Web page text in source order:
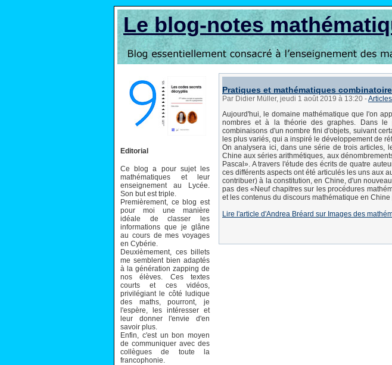
Le blog-notes
Editorial
Ce blog a pour sujet les
mathématiques et leur
enseignement au Lycée.
Son but est triple.
Premièrement, ce blog est
pour moi une manière
idéale de classer les
informations que je glâne
au cours de mes voyages
en Cybérie.
Deuxièmement, ces billets
me semblent bien adaptés
à la génération zapping de
nos élèves. Ces textes
courts et ces vidéos,
privilégiant le côté ludique
des maths, pourront, je
l'espère, les intéresser et
leur donner l'envie d'en
savoir plus.
Enfin, c'est un bon moyen
de communiquer avec des
collègues de toute la
francophonie.
Pratiques et mathématiques
Par Didier Müller, jeudi 1 août 2019 à 13:20 -
Aujourd'hui, le domaine mathématique que l'on
nombres et à la théorie des graphes. Dans
combinaisons d'un nombre fini d'objets, suivant
les plus variés, qui a inspiré le développement de
On analysera ici, dans une série de trois articles,
Chine aux séries arithmétiques, aux
Pascal». A travers l'étude des écrits de quatre
ces différents aspects ont été articulés les uns aux
contribuer) à la constitution, en Chine, d'un
pas des «Neuf chapitres sur les procédures
et les contenus du discours mathématique en
Lire l'article d'Andrea Bréard sur Images des